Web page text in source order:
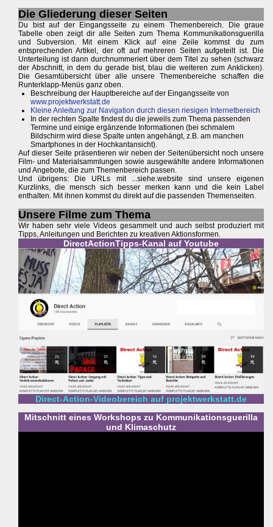
Die Gliederung dieser Seiten
Du bist auf der Eingangsseite zu einem Themenbereich. Die graue
Tabelle oben zeigt dir alle Seiten zum Thema Kommunikationsguerilla
und Subversion. Mit einem Klick auf eine Zeile kommst du zum
entsprechenden Artikel, der oft auf mehreren Seiten aufgeteilt ist. Die
Unterteilung ist dann durchnummeriert über dem Titel zu sehen (schwarz
der Abschnitt, in dem du gerade bist, blau die weiteren zum Anklicken).
Die Gesamtübersicht über alle unsere Themenbereiche schaffen die
Runterklapp-Menüs ganz oben.
Beschreibung der Hauptbereiche auf der Eingangsseite von
www.projektwerkstatt.de
Kleine Anleitung zur Navigation durch diesen riesigen Internetbereich
In der rechten Spalte findest du die jeweils zum Thema passenden
Termine und einige ergänzende Informationen (bei schmalem
Bildschirm wird diese Spalte unten angehängt, z.B. am manchen
Smartphones in der Hochkantansicht).
Auf dieser Seite präsentieren wir neben der Seitenübersicht noch unsere
Film- und Materialsammlungen sowie ausgewählte andere Informationen
und Angebote, die zum Themenbereich passen.
Und übrigens: Die URLs mit ...siehe.website sind unsere eigenen
Kurzlinks, die mensch sich besser merken kann und die kein Label
enthalten. Mit ihnen kommst du direkt auf die passenden Themenseiten.
Unsere Filme zum Thema
Wir haben sehr viele Videos gesammelt und auch selbst produziert mit
Tipps, Anleitungen und Berichten zu kreativen Aktionsformen.
DirectActionTipps-Kanal auf Youtube
Direct-Action-Videobereich auf projektwerkstatt.de
Mitschnitt eines Workshops zu Kommunikationsguerilla
und Klimaschutz